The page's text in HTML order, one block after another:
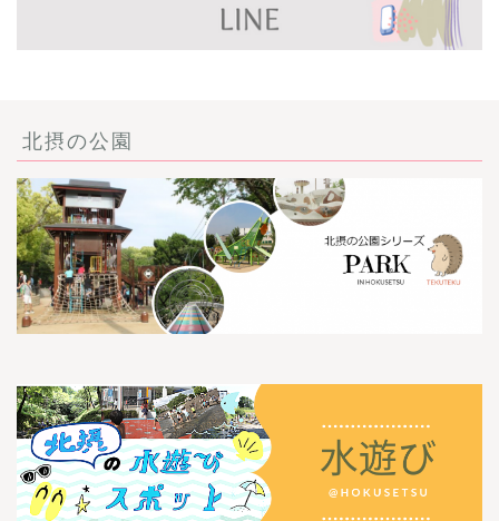
北摂の公園
ごあいさつ・自己紹介
【北摂まちのイベント情
報】掲載希望される方へ